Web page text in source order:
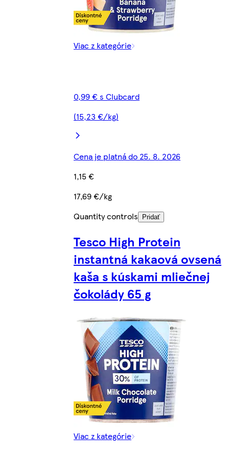
Viac z kategórie
0,99 € s Clubcard
(15,23 €/kg)
Cena je platná do 25. 8. 2026
1,15 €
17,69 €/kg
Quantity controls
Pridať
Tesco High Protein
instantná kakaová ovsená
kaša s kúskami mliečnej
čokolády 65 g
Viac z kategórie